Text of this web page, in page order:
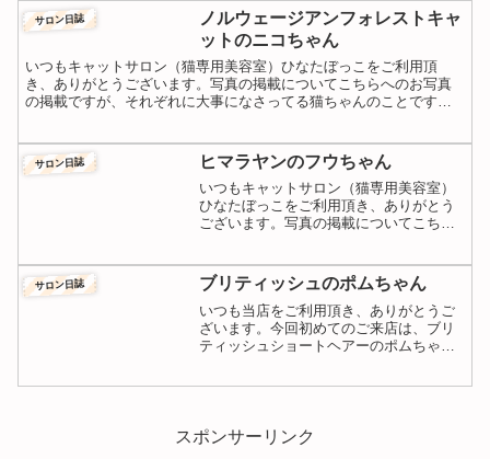
は平均しておとなしい子が多いので、と
安心して居たら担当は、...
サロン日誌
ノルウェージアンフォレストキャ
ットのニコちゃん
いつもキャットサロン（猫専用美容室）ひなたぼっこをご利用頂
き、ありがとうございます。写真の掲載についてこちらへのお写真
の掲載ですが、それぞれに大事になさってる猫ちゃんのことですの
サロン日誌 ヒマラヤンのフウちゃん
いつもキャットサロン（猫専用美容室）
ひなたぼっこをご利用頂き、ありがとう
ございます。写真の掲載についてこちら
「施術中、どんな様子だったんだろう」
などとてもお気になさると...
サロン日誌 ブリティッシュのポムちゃん
いつも当店をご利用頂き、ありがとうご
ざいます。今回初めてのご来店は、ブリ
ティッシュショートヘアーのポムちゃ
スポンサーリンク